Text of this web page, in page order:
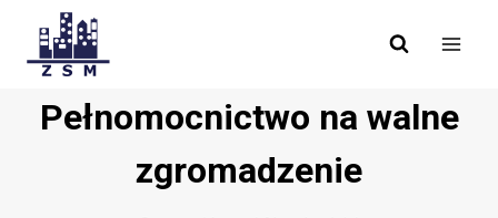
content
Pełnomocnictwo na walne
zgromadzenie